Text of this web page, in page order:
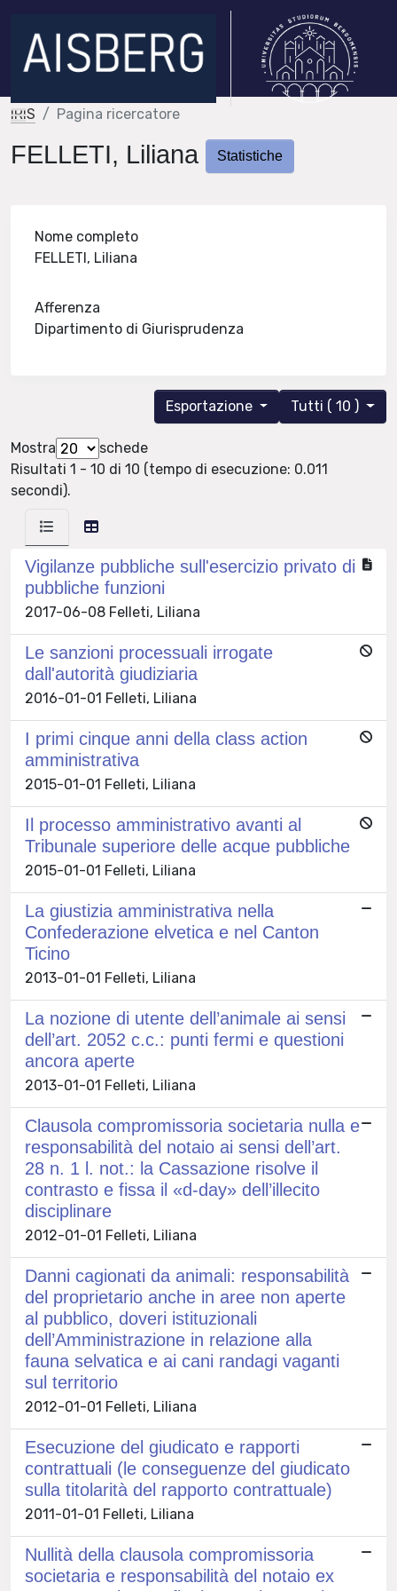
IRIS Pagina ricercatore
FELLETI, Liliana Statistiche
Nome completo
FELLETI, Liliana
Afferenza
Dipartimento di Giurisprudenza
Tutti ( 10 )
Esportazione
Mostra
schede
Risultati 1 - 10 di 10 (tempo di esecuzione: 0.011
secondi).
Vigilanze pubbliche sull'esercizio privato di
pubbliche funzioni
2017-06-08 Felleti, Liliana
Le sanzioni processuali irrogate
dall'autorità giudiziaria
2016-01-01 Felleti, Liliana
I primi cinque anni della class action
amministrativa
2015-01-01 Felleti, Liliana
Il processo amministrativo avanti al
Tribunale superiore delle acque pubbliche
2015-01-01 Felleti, Liliana
La giustizia amministrativa nella
Confederazione elvetica e nel Canton
Ticino
2013-01-01 Felleti, Liliana
La nozione di utente dell’animale ai sensi
dell’art. 2052 c.c.: punti fermi e questioni
ancora aperte
2013-01-01 Felleti, Liliana
Clausola compromissoria societaria nulla e
responsabilità del notaio ai sensi dell’art.
28 n. 1 l. not.: la Cassazione risolve il
contrasto e fissa il «d-day» dell’illecito
disciplinare
2012-01-01 Felleti, Liliana
Danni cagionati da animali: responsabilità
del proprietario anche in aree non aperte
al pubblico, doveri istituzionali
dell’Amministrazione in relazione alla
fauna selvatica e ai cani randagi vaganti
sul territorio
2012-01-01 Felleti, Liliana
Esecuzione del giudicato e rapporti
contrattuali (le conseguenze del giudicato
sulla titolarità del rapporto contrattuale)
2011-01-01 Felleti, Liliana
Nullità della clausola compromissoria
societaria e responsabilità del notaio ex